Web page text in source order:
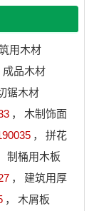
用木材
成品木材
锯木材
，
木制饰面
，
拼花
制桶用木板
，
建筑用厚
，
木屑板